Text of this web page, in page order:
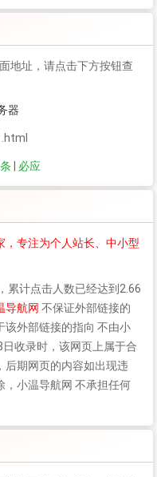
地址，请点击下方按钮查
器
必应
，专注为个人站长、中小型
累计点击人数已经达到2.66
导航网 不保证外部链接的
该外部链接的指向 不由小
收录时，该网页上属于合
后期网页的内容如出现违
，小温导航网 不承担任何